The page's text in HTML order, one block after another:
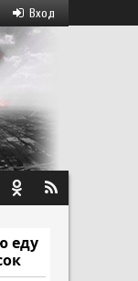
Вход
еду